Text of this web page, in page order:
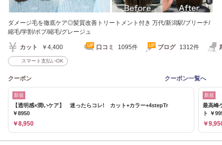
ダメージ毛を徹底ケア◎髪質改善トリートメント付き 万代/新潟駅/ブリーチ/
縮毛/学割/ボブ/縮毛/グレージュ
カット ￥4,400 口コミ 1095件 ブログ 1312件
スマート支払いOK
クーポン クーポン一覧へ
新規
【透明感×潤いケア】 迷ったらコレ! カット+カラー+4stepTr
￥8950
￥8,950
新規
最高峰
ト ￥
￥